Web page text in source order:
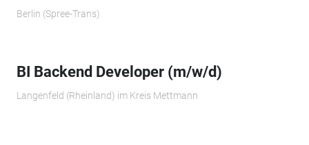
Berlin (Spree-Trans)
BI Backend Developer (m/w/d)
Langenfeld (Rheinland) im Kreis Mettmann